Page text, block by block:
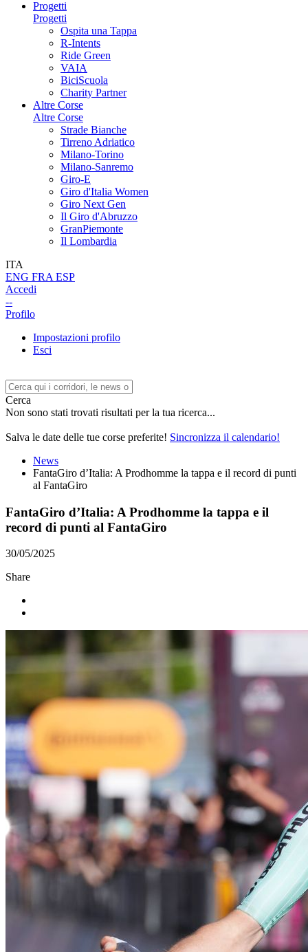
Progetti
Progetti
Ospita una Tappa
R-Intents
Ride Green
VAIA
BiciScuola
Charity Partner
Altre Corse
Altre Corse
Strade Bianche
Tirreno Adriatico
Milano-Torino
Milano-Sanremo
Giro-E
Giro d'Italia Women
Giro Next Gen
Il Giro d'Abruzzo
GranPiemonte
Il Lombardia
ITA
ENG FRA ESP
Accedi
--
Profilo
Impostazioni profilo
Esci
Cerca
Non sono stati trovati risultati per la tua ricerca...
Salva le date delle tue corse preferite! Sincronizza il calendario!
News
FantaGiro d’Italia: A Prodhomme la tappa e il record di punti
al FantaGiro
FantaGiro d’Italia: A Prodhomme la tappa e il
record di punti al FantaGiro
30/05/2025
Share